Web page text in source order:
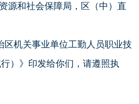
源和社会保障局，区（中）直
区机关事业单位工勤人员职业技
）》印发给你们，请遵照执